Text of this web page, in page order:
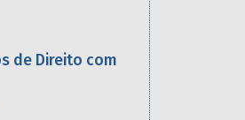
de Direito com